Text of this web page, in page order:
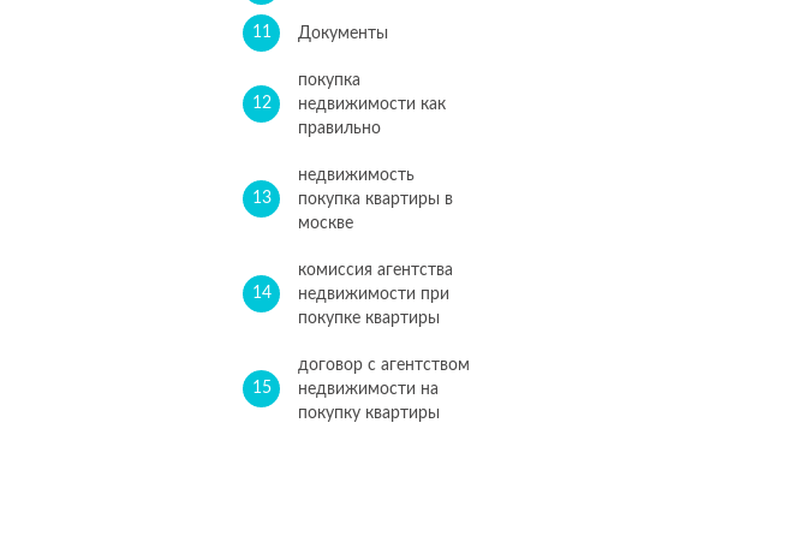
11 Документы
12
покупка
недвижимости как
правильно
13
недвижимость
покупка квартиры в
москве
14
комиссия агентства
недвижимости при
покупке квартиры
15
договор с агентством
недвижимости на
покупку квартиры